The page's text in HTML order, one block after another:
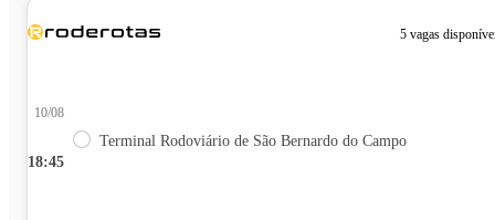
5 vagas
18:45
10/08
Terminal Rodoviário de São Bernardo do Campo